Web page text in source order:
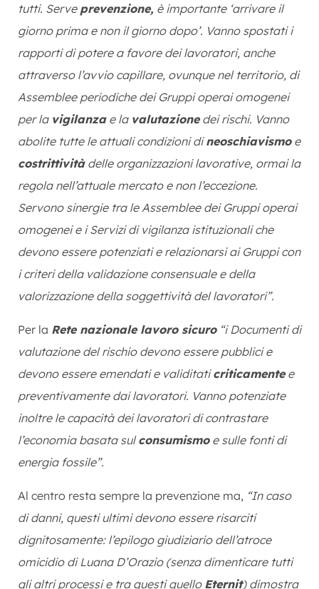
tutti. Serve prevenzione, è importante ‘arrivare il
giorno prima e non il giorno dopo’. Vanno spostati i
rapporti di potere a favore dei lavoratori, anche
attraverso l’avvio capillare, ovunque nel territorio, di
Assemblee periodiche dei Gruppi operai omogenei
per la vigilanzae la valutazionedei rischi. Vanno
abolite tutte le attuali condizioni dineoschiavismoe
costrittivitàdelle organizzazioni lavorative, ormai la
regola nell’attuale mercato e non l’eccezione.
Servono sinergie tra le Assemblee dei Gruppi operai
omogenei e i Servizi di vigilanza istituzionali che
devono essere potenziati e relazionarsi ai Gruppi con
i criteri della validazione consensuale e della
valorizzazione della soggettività del lavoratori”.
Per la Rete nazionale lavoro sicuro “i Documenti di
valutazione del rischio devono essere pubblici e
devono essere emendati e validitaticriticamentee
preventivamente dai lavoratori. Vanno potenziate
inoltre le capacità dei lavoratori di contrastare
l’economia basata sulconsumismoe sulle fonti di
energia fossile”.
Al centro resta sempre la prevenzione ma, “In caso
di danni, questi ultimi devono essere risarciti
dignitosamente: l’epilogo giudiziario dell’atroce
omicidio di Luana D’Orazio (senza dimenticare tutti
gli altri processi e tra questi quello Eternit) dimostra